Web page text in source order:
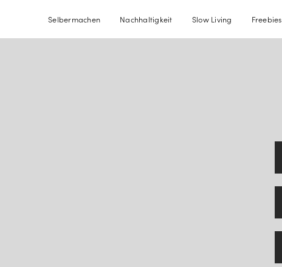
Selbermachen Nachhaltigkeit Slow Living Freebies